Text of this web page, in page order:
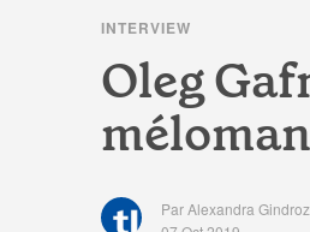
INTERVIEW
OlegGaf
méloman
Par Alexandra Gindroz